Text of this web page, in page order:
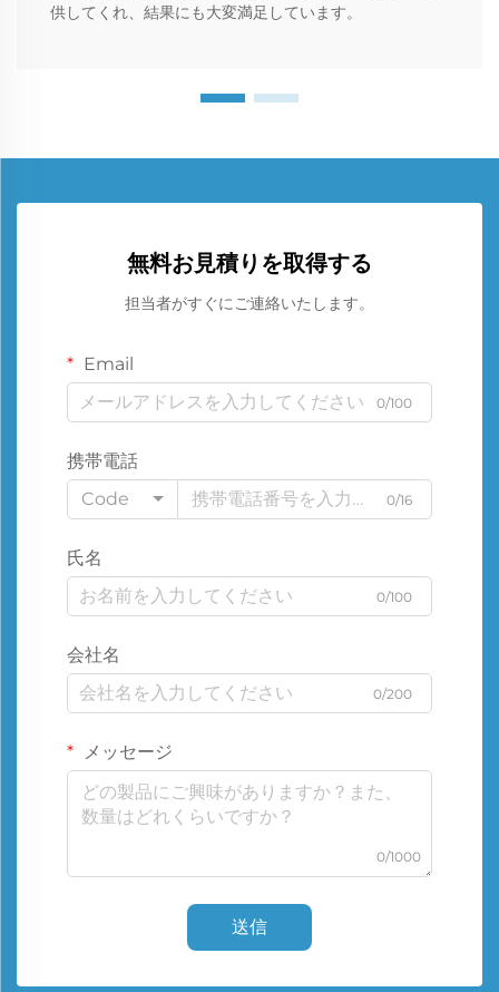
供してくれ、結果にも大変満足しています。
無料お見積りを取得する
担当者がすぐにご連絡いたします。
Email
0/100
携帯電話
Code
0/16
氏名
0/100
会社名
0/200
メッセージ
0/1000
送信